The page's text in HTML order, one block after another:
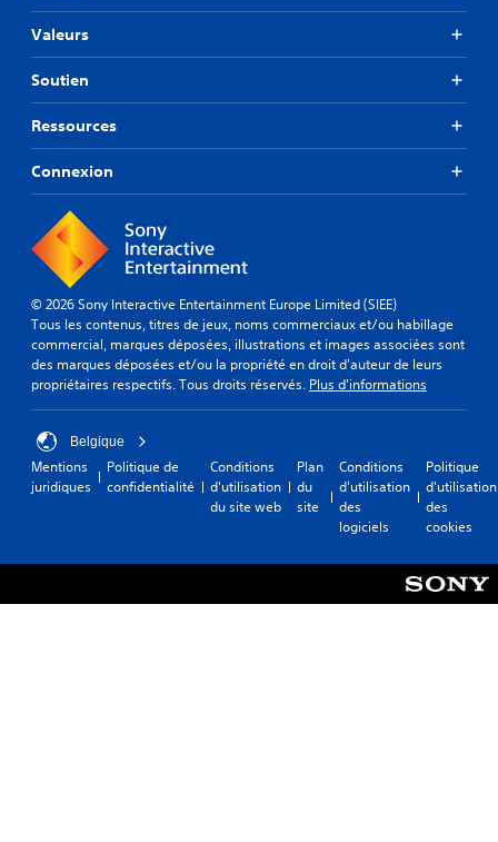
Valeurs
Soutien
Ressources
Connexion
© 2026 Sony Interactive Entertainment Europe Limited (SIEE)
Tous les contenus, titres de jeux, noms commerciaux et/ou habillage
commercial, marques déposées, illustrations et images associées sont
des marques déposées et/ou la propriété en droit d'auteur de leurs
propriétaires respectifs. Tous droits réservés. Plus d'informations
Belgique
Mentions
juridiques
Politique de
confidentialité
Conditions
d'utilisation
du site web
Plan
du
site
Conditions
d'utilisation
des
logiciels
Politique
d'utilisation
des
cookies